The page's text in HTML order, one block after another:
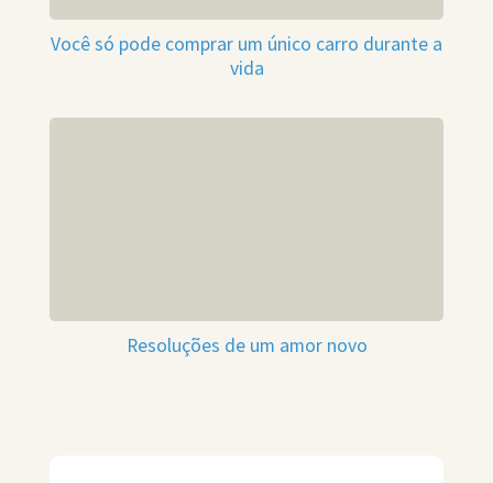
Você só pode comprar um único carro durante a
vida
Resoluções de um amor novo